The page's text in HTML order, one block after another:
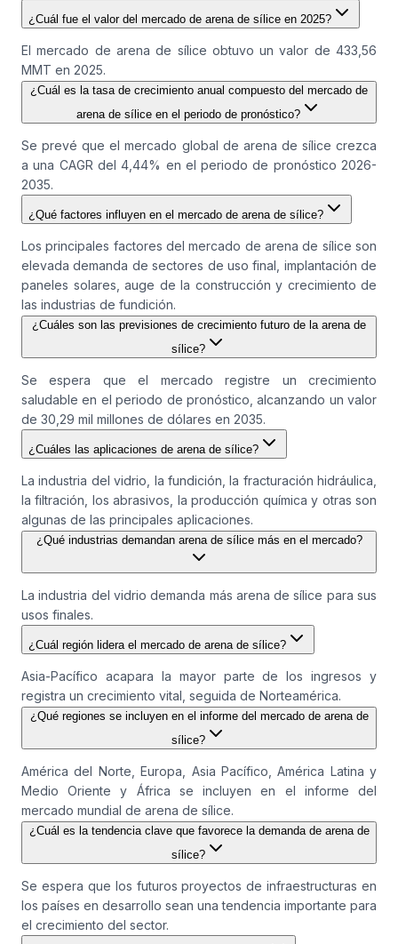
¿Cuál fue el valor del mercado de arena de sílice en 2025?
El mercado de arena de sílice obtuvo un valor de 433,56
MMT en 2025.
¿Cuál es la tasa de crecimiento anual compuesto del mercado de
arena de sílice en el periodo de pronóstico?
Se prevé que el mercado global de arena de sílice crezca
a una CAGR del 4,44% en el periodo de pronóstico 2026-
2035.
¿Qué factores influyen en el mercado de arena de sílice?
Los principales factores del mercado de arena de sílice son
elevada demanda de sectores de uso final, implantación de
paneles solares, auge de la construcción y crecimiento de
las industrias de fundición.
¿Cuáles son las previsiones de crecimiento futuro de la arena de
sílice?
Se espera que el mercado registre un crecimiento
saludable en el periodo de pronóstico, alcanzando un valor
de 30,29 mil millones de dólares en 2035.
¿Cuáles las aplicaciones de arena de sílice?
La industria del vidrio, la fundición, la fracturación hidráulica,
la filtración, los abrasivos, la producción química y otras son
algunas de las principales aplicaciones.
¿Qué industrias demandan arena de sílice más en el mercado?
La industria del vidrio demanda más arena de sílice para sus
usos finales.
¿Cuál región lidera el mercado de arena de sílice?
Asia-Pacífico acapara la mayor parte de los ingresos y
registra un crecimiento vital, seguida de Norteamérica.
¿Qué regiones se incluyen en el informe del mercado de arena de
sílice?
América del Norte, Europa, Asia Pacífico, América Latina y
Medio Oriente y África se incluyen en el informe del
mercado mundial de arena de sílice.
¿Cuál es la tendencia clave que favorece la demanda de arena de
sílice?
Se espera que los futuros proyectos de infraestructuras en
los países en desarrollo sean una tendencia importante para
el crecimiento del sector.